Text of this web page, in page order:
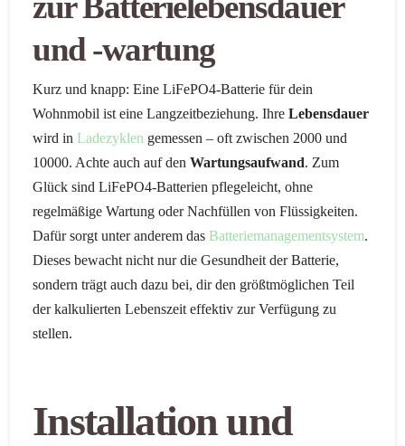
und -wartung
Kurz und knapp: Eine LiFePO4-Batterie für dein
Wohnmobil ist eine Langzeitbeziehung. IhreLebensdauer
wird inLadezyklen gemessen – oft zwischen 2000 und
10000. Achte auch auf denWartungsaufwand. Zum
Glück sind LiFePO4-Batterien pflegeleicht, ohne
regelmäßige Wartung oder Nachfüllen von Flüssigkeiten.
Dafür sorgt unter anderem dasBatteriemanagementsystem.
Dieses bewacht nicht nur die Gesundheit der Batterie,
sondern trägt auch dazu bei, dir den größtmöglichen Teil
der kalkulierten Lebenszeit effektiv zur Verfügung zu
stellen.
Installation und